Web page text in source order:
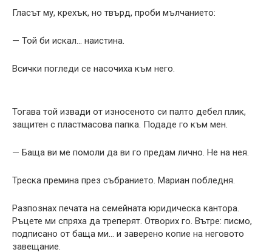
Гласът му, крехък, но твърд, проби мълчанието:
— Той би искал… наистина.
Всички погледи се насочиха към него.
Тогава той извади от износеното си палто дебел плик,
защитен с пластмасова папка. Подаде го към мен.
— Баща ви ме помоли да ви го предам лично. Не на нея.
Треска премина през събранието. Мариан побледня.
Разпознах печата на семейната юридическа кантора.
Ръцете ми спряха да треперят. Отворих го. Вътре: писмо,
подписано от баща ми… и заверено копие на неговото
завещание.